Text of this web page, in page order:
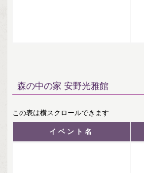
森の中の家 安野光雅館
イベント名